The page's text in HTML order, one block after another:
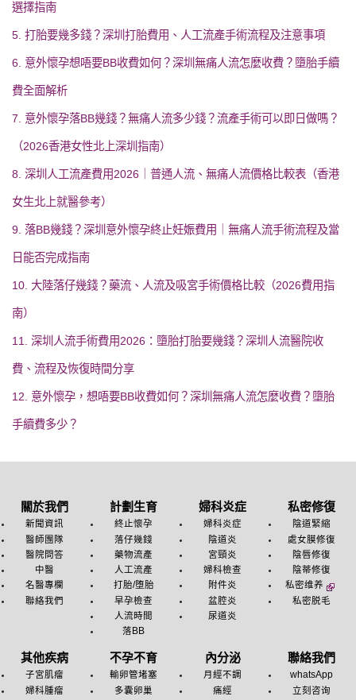
選擇指南
5. 打胎要幾多錢？深圳打胎費用、人工流產手術流程及注意事項
6. 意外懷孕想唔要BB收費如何？深圳無痛人流怎麼收費？墮胎手續
費全面解析
7. 意外懷孕落BB幾錢？無痛人流多少錢？流產手術可以即日做嗎？
（2026香港女性北上深圳指南）
8. 深圳人工流產費用2026｜普通人流、無痛人流價格比較表（香港
女生北上就醫參考）
9. 落BB幾錢？深圳意外懷孕終止妊娠費用｜無痛人流手術流程及當
日能否完成指南
10. 大陸落仔幾錢？藥流、人流及吸宮手術價格比較（2026費用指
南）
11. 深圳人流手術費用2026：墮胎打胎要幾錢？深圳人流醫院收
費、流程及恢復時間分享
12. 意外懷孕，想唔要BB收費如何？深圳無痛人流怎麼收費？墮胎
手續費多少？
關於我們
新聞資訊
醫師團隊
醫院問答
中醫
名醫專欄
聯絡我們
計劃生育
終止懷孕
落仔幾錢
藥物流產
人工流產
打胎/堕胎
早孕檢查
人流時間
落BB
婦科炎症
婦科炎症
陰道炎
宮頸炎
婦科檢查
附件炎
盆腔炎
尿道炎
私密修復
陰道緊縮
處女膜修復
陰唇修復
陰蒂修復
私密维养
私密脱毛
其他疾病
子宮肌瘤
婦科腫瘤
不孕不育
輸卵管堵塞
多囊卵巢
內分泌
月經不調
痛經
聯絡我們
whatsApp
立刻咨询